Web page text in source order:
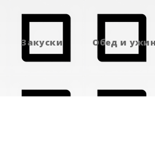
Закуски Обед и ужин